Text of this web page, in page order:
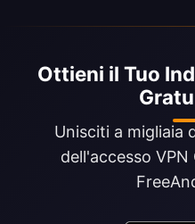
Ottieni il Tuo
Unisciti a migliaia
dell'accesso